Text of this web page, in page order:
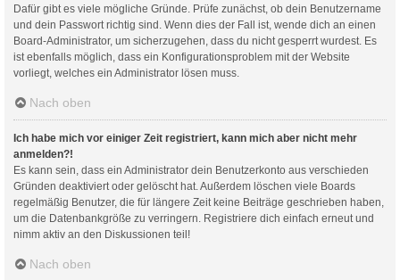
Dafür gibt es viele mögliche Gründe. Prüfe zunächst, ob dein Benutzername
und dein Passwort richtig sind. Wenn dies der Fall ist, wende dich an einen
Board-Administrator, um sicherzugehen, dass du nicht gesperrt wurdest. Es
ist ebenfalls möglich, dass ein Konfigurationsproblem mit der Website
vorliegt, welches ein Administrator lösen muss.
Nach oben
Ich habe mich vor einiger Zeit registriert, kann mich aber nicht mehr
anmelden?!
Es kann sein, dass ein Administrator dein Benutzerkonto aus verschieden
Gründen deaktiviert oder gelöscht hat. Außerdem löschen viele Boards
regelmäßig Benutzer, die für längere Zeit keine Beiträge geschrieben haben,
um die Datenbankgröße zu verringern. Registriere dich einfach erneut und
nimm aktiv an den Diskussionen teil!
Nach oben